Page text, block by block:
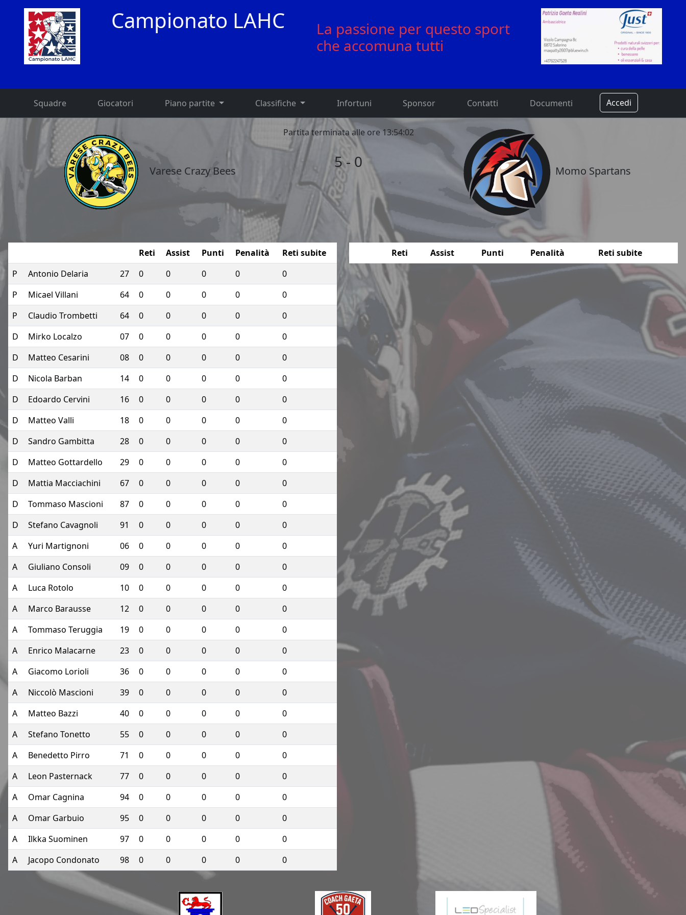
Campionato LAHC
La passione per questo sport
che accomuna tutti
Squadre Giocatori Piano partite Classifiche Infortuni Sponsor Contatti Documenti Accedi
Varese Crazy Bees
Partita terminata alle ore 13:54:02
5 - 0 Momo Spartans
Reti Assist Punti Penalità
Reti subite
P
Antonio Delaria 27 0 0 0 0
0
P
Micael Villani 64 0 0 0 0
0
P
Claudio Trombetti 64 0 0 0 0
0
D
Mirko Localzo 07 0 0 0 0
0
D
Matteo Cesarini 08 0 0 0 0
0
D
Nicola Barban 14 0 0 0 0
0
D
Edoardo Cervini 16 0 0 0 0
0
D
Matteo Valli 18 0 0 0 0
0
D
Sandro Gambitta 28 0 0 0 0
0
D
Matteo Gottardello 29 0 0 0 0
0
D
Mattia Macciachini 67 0 0 0 0
0
D
Tommaso Mascioni 87 0 0 0 0
0
D
Stefano Cavagnoli 91 0 0 0 0
0
A
Yuri Martignoni 06 0 0 0 0
0
A
Giuliano Consoli 09 0 0 0 0
0
A
Luca Rotolo 10 0 0 0 0
0
A
Marco Barausse 12 0 0 0 0
0
A
Tommaso Teruggia 19 0 0 0 0
0
A
Enrico Malacarne 23 0 0 0 0
0
A
Giacomo Lorioli 36 0 0 0 0
0
A
Niccolò Mascioni 39 0 0 0 0
0
A
Matteo Bazzi 40 0 0 0 0
0
A
Stefano Tonetto 55 0 0 0 0
0
A
Benedetto Pirro 71 0 0 0 0
0
A
Leon Pasternack 77 0 0 0 0
0
A
Omar Cagnina 94 0 0 0 0
0
A
Omar Garbuio 95 0 0 0 0
0
A
Ilkka Suominen 97 0 0 0 0
0
A
Jacopo Condonato 98 0 0 0 0 0
Reti Assist Punti Penalità Reti subite